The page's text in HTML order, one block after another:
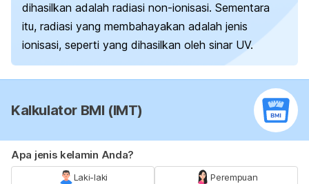
dihasilkan adalah radiasi non-ionisasi. Sementara
itu, radiasi yang membahayakan adalah jenis
ionisasi, seperti yang dihasilkan oleh sinar UV.
Kalkulator BMI (IMT)
Apa jenis kelamin Anda?
Laki-laki Perempuan